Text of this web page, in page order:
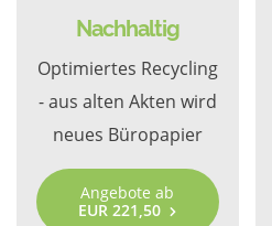
Nachhaltig
Optimiertes Recycling
- aus alten Akten wird
neues Büropapier
Angebote ab
EUR 221,50